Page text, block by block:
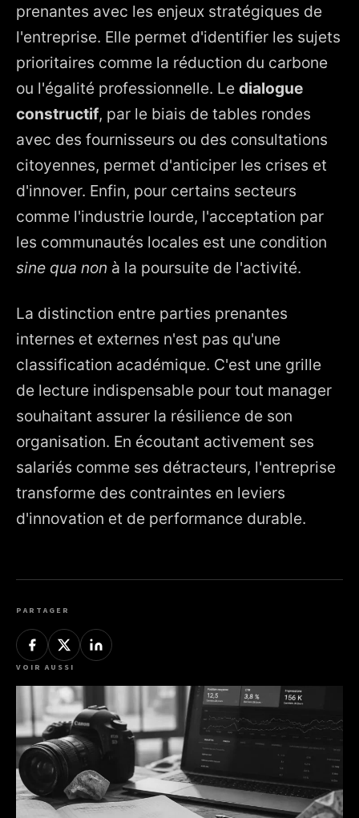
prenantes avec les enjeux stratégiques de
l'entreprise. Elle permet d'identifier les sujets
prioritaires comme la réduction du carbone
ou l'égalité professionnelle. Le dialogue
constructif, par le biais de tables rondes
avec des fournisseurs ou des consultations
citoyennes, permet d'anticiper les crises et
d'innover. Enfin, pour certains secteurs
comme l'industrie lourde, l'acceptation par
les communautés locales est une condition
sine qua non à la poursuite de l'activité.
La distinction entre parties prenantes
internes et externes n'est pas qu'une
classification académique. C'est une grille
de lecture indispensable pour tout manager
souhaitant assurer la résilience de son
organisation. En écoutant activement ses
salariés comme ses détracteurs, l'entreprise
transforme des contraintes en leviers
d'innovation et de performance durable.
PARTAGER
VOIR AUSSI